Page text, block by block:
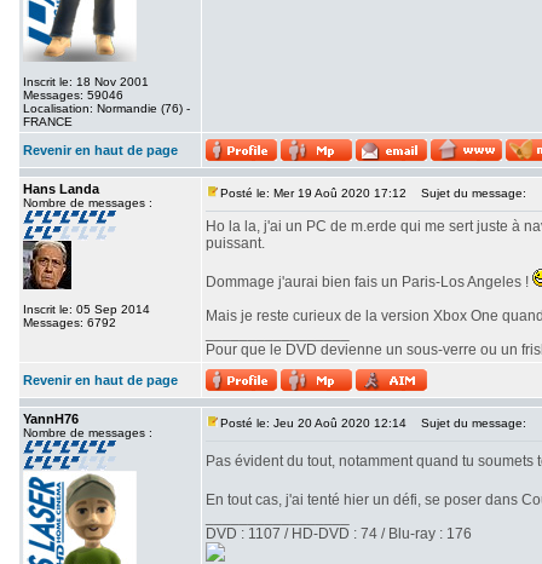
Inscrit le: 18 Nov 2001
Messages: 59046
Localisation: Normandie (76) -
FRANCE
Revenir en haut de page
Hans Landa
Nombre de messages :
Inscrit le: 05 Sep 2014
Messages: 6792
Posté le: Mer 19 Aoû 2020 17:12 Sujet du message:
Ho la la, j'ai un PC de m.erde qui me sert juste à
puissant.
Dommage j'aurai bien fais un Paris-Los Angeles !
Mais je reste curieux de la version Xbox One
Pour que le DVD devienne un sous-verre ou un
Revenir en haut de page
YannH76
Nombre de messages :
Posté le: Jeu 20 Aoû 2020 12:14 Sujet du message:
Pas évident du tout, notamment quand tu
En tout cas, j'ai tenté hier un défi, se poser dans
DVD : 1107 / HD-DVD : 74 / Blu-ray : 176